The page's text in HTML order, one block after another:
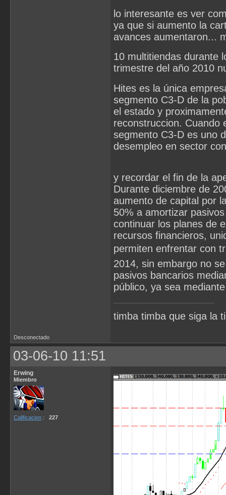
lo interesante es ver
ya que si aumento la
avances aumentaron...
10 multitiendas durante
trimestre del año 2010
Hites es la única
segmento C3-D de la
el estado y
reconstruccion. Cuando
segmento C3-D es uno
desempleo en sector
y recordar el fin de la
Durante diciembre de
aumento de capital por
50% a amortizar
continuar los planes de
recursos financieros,
permiten enfrentar con
2014, sin embargo no
pasivos bancarios
público, ya sea
timba timba que siga la
Desconectado
03-06-10 11:51
Erwing
Miembro
Calificacion : 227